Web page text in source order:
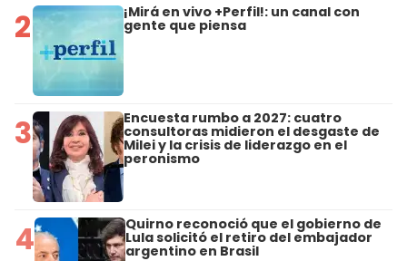
2 ¡Mirá en vivo +Perfil!: un canal con
gente que piensa
3 Encuesta rumbo a 2027: cuatro
consultoras midieron el desgaste de
Milei y la crisis de liderazgo en el
peronismo
4 Quirno reconoció que el gobierno de
Lula solicitó el retiro del embajador
argentino en Brasil